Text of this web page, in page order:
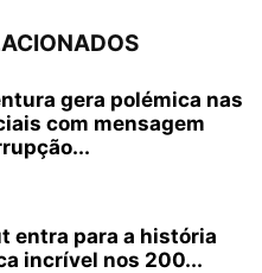
gera polémica nas
com mensagem
entra para a história
incrível nos 200...